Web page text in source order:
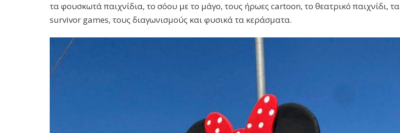
τα φουσκωτά παιχνίδια, το σόου με το μάγο, τους ήρωες cartoon, το θεατρικό παιχνίδι, τα
survivor games, τους διαγωνισμούς και φυσικά τα κεράσματα.